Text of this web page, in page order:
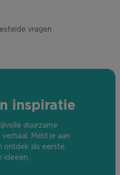
vragen
inspiratie
duurzame
Meld je aan
ontdek als eerste
ideeën.